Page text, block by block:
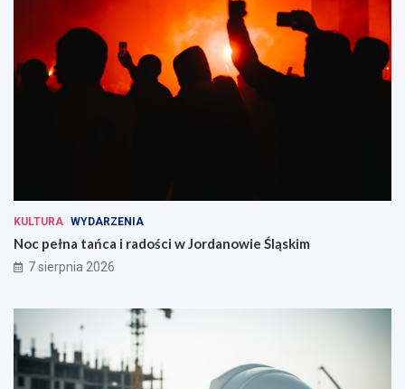
KULTURA WYDARZENIA
Noc pełna tańca i radości w Jordanowie Śląskim
7 sierpnia 2026